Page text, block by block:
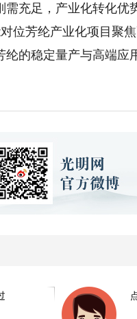
充足，产业化转化优
芳纶产业化项目聚焦
的稳定量产与高端应